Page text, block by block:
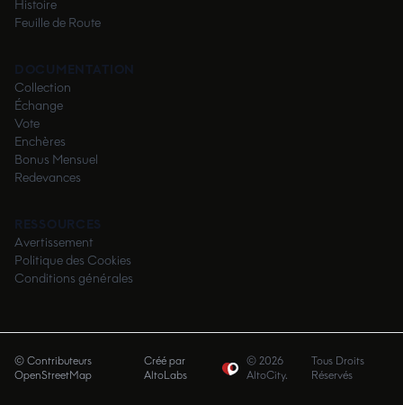
Histoire
Feuille de Route
DOCUMENTATION
Collection
Échange
Vote
Enchères
Bonus Mensuel
Redevances
RESSOURCES
Avertissement
Politique des Cookies
Conditions générales
© Contributeurs
OpenStreetMap
Créé par
AltoLabs
© 2026
AltoCity.
Tous Droits
Réservés